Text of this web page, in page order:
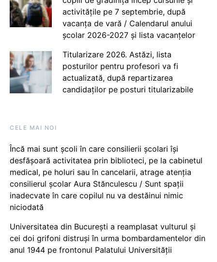
activitățile pe 7 septembrie, după
vacanța de vară / Calendarul anului
școlar 2026-2027 și lista vacanțelor
Titularizare 2026. Astăzi, lista
posturilor pentru profesori va fi
actualizată, după repartizarea
candidaților pe posturi titularizabile
CELE MAI NOI
Încă mai sunt școli în care consilierii școlari își
desfășoară activitatea prin biblioteci, pe la cabinetul
medical, pe holuri sau în cancelarii, atrage atenția
consilierul școlar Aura Stănculescu / Sunt spații
inadecvate în care copilul nu va destăinui nimic
niciodată
Universitatea din București a reamplasat vulturul și
cei doi grifoni distruși în urma bombardamentelor din
anul 1944 pe frontonul Palatului Universității